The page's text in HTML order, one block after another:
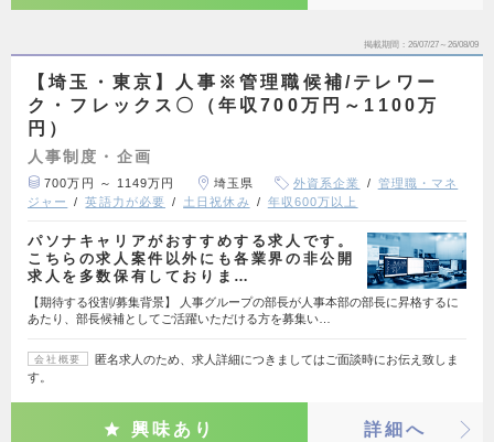
掲載期間 26/07/27～26/08/09
【埼玉・東京】人事※管理職候補/テレワー
ク・フレックス〇（年収700万円～1100万
円）
人事制度・企画
700万円 ～ 1149万円 埼玉県 外資系企業
管理職・マネ
ジャー
英語力が必要 土日祝休み 年収600万以上
パソナキャリアがおすすめする求人です。
こちらの求人案件以外にも各業界の非公開
求人を多数保有しておりま…
【期待する役割/募集背景】 人事グループの部長が人事本部の部長に昇格するに
あたり、部長候補としてご活躍いただける方を募集い…
会社概要
匿名求人のため、求人詳細につきましてはご面談時にお伝え致しま
す。
興味あり 詳細へ